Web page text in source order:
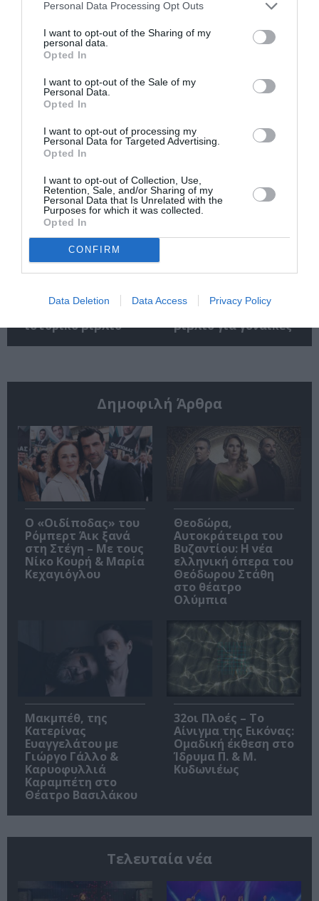
Personal Data Processing Opt Outs
I want to opt-out of the Sharing of my
personal data.
Opted In
I want to opt-out of the Sale of my
Personal Data.
Opted In
I want to opt-out of processing my
Personal Data for Targeted Advertising.
Opted In
I want to opt-out of Collection, Use,
Retention, Sale, and/or Sharing of my
Personal Data that Is Unrelated with the
Purposes for which it was collected.
Opted In
CONFIRM
Data Deletion Data Access Privacy Policy
Αυτοβιογραφία
συλλογή
διηγημάτων του
Σιγκισμούντ
ως εσωτερικός
διάλογος
μπάρμαν του Ritz:
ιστορικό βιβλίο
– η Μαρία τα ήθελε
βιβλίο για γυναίκες
Δημοφιλή Άρθρα
O «Οιδίποδας» του
Ρόμπερτ Άικ ξανά
στη Στέγη – Με τους
Νίκο Κουρή & Μαρία
Κεχαγιόγλου
Θεοδώρα,
Αυτοκράτειρα του
Βυζαντίου: Η νέα
ελληνική όπερα του
Θεόδωρου Στάθη
στο θέατρο
Ολύμπια
Μακμπέθ, της
Κατερίνας
Ευαγγελάτου με
Γιώργο Γάλλο &
Καρυοφυλλιά
Καραμπέτη στο
Θέατρο Βασιλάκου
32οι Πλοές – Το
Αίνιγμα της Εικόνας:
Ομαδική έκθεση στο
Ίδρυμα Π. & Μ.
Κυδωνιέως
Τελευταία νέα